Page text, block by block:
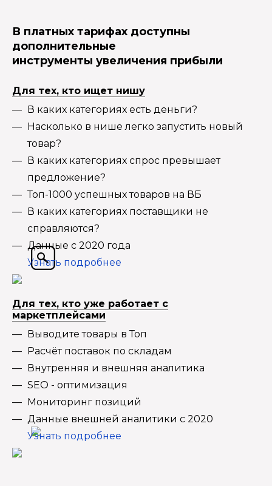
В платных тарифах доступны
дополнительные
инструменты увеличения прибыли
Для тех, кто ищет нишу
В каких категориях есть деньги?
Насколько в нише легко запустить новый
товар?
В каких категориях спрос превышает
предложение?
Топ-1000 успешных товаров на ВБ
В каких категориях поставщики не
справляются?
Данные с 2020 года
Узнать подробнее
Для тех, кто уже работает с
маркетплейсами
Выводите товары в Топ
Расчёт поставок по складам
Внутренняя и внешняя аналитика
SEO - оптимизация
Мониторинг позиций
Данные внешней аналитики с 2020
Узнать подробнее